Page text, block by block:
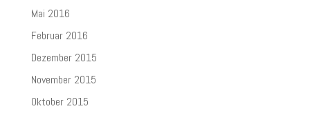
Mai 2016
Februar 2016
Dezember 2015
November 2015
Oktober 2015